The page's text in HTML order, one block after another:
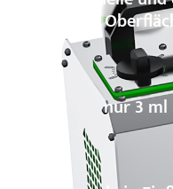
nur 3